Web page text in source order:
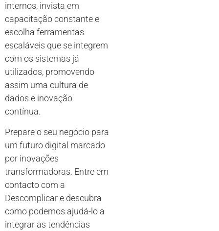
internos, invista em
capacitação constante e
escolha ferramentas
escaláveis que se integrem
com os sistemas já
utilizados, promovendo
assim uma cultura de
dados e inovação
contínua.
Prepare o seu negócio para
um futuro digital marcado
por inovações
transformadoras. Entre em
contacto com a
Descomplicar e descubra
como podemos ajudá-lo a
integrar as tendências